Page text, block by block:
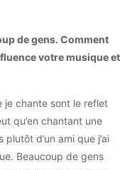
de gens. Comment
votre musique et
je chante sont le reflet
qu’en chantant une
d’un ami que j’ai
Beaucoup de gens